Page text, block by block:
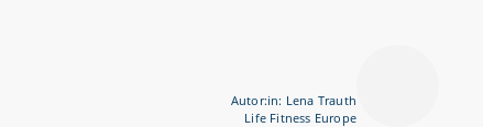
Autor:in: Lena Trauth
Life Fitness Europe